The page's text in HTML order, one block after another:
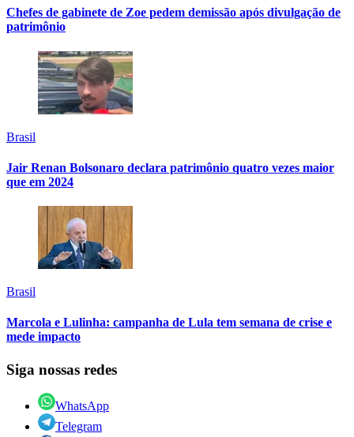
Chefes de gabinete de Zoe pedem demissão após divulgação de
patrimônio
Brasil
Jair Renan Bolsonaro declara patrimônio quatro vezes maior
que em 2024
Brasil
Marcola e Lulinha: campanha de Lula tem semana de crise e
mede impacto
Siga nossas redes
WhatsApp
Telegram